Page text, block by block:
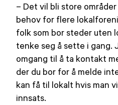
– Det vil bli store
behov for flere
folk som bor steder uten
tenke seg å sette i gang.
omgang til å ta kontakt
der du bor for å melde
kan få til lokalt hvis man
innsats.